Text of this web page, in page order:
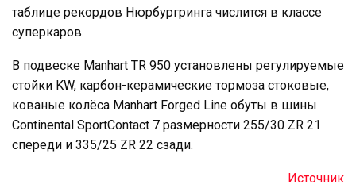
таблице рекордов Нюрбургринга числится в классе
суперкаров.
В подвеске Manhart TR 950 установлены регулируемые
стойки KW, карбон-керамические тормоза стоковые,
кованые колёса Manhart Forged Line обуты в шины
Continental SportContact 7 размерности 255/30 ZR 21
спереди и 335/25 ZR 22 сзади.
Источник